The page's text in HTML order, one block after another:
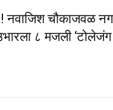
नवाजिश चौकाजवळ
८ मजली ‘टोलेजंग